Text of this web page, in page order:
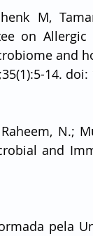
M,
on Allergic
and
14. doi:
N.;
and
pela